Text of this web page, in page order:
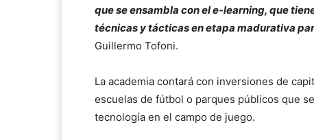
que se ensambla con el e-learning, que
técnicas y tácticas en etapa madurativa
Guillermo Tofoni.
La academia contará con inversiones de
escuelas de fútbol o parques públicos que
tecnología en el campo de juego.